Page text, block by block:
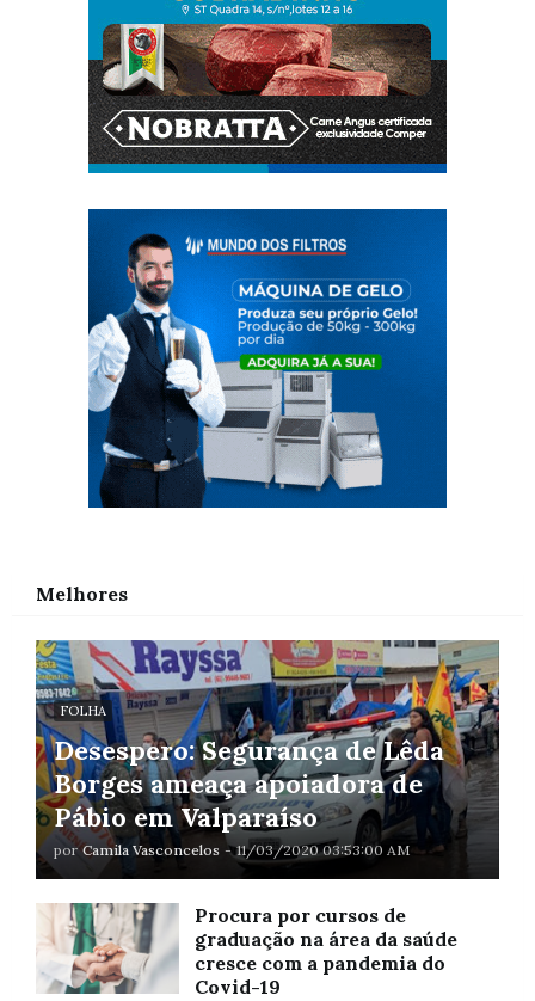
Melhores
FOLHA
Desespero: Segurança de Lêda
Borges ameaça apoiadora de
Pábio em Valparaíso
por Camila Vasconcelos - 11/03/2020 03:53:00 AM
Procura por cursos de
graduação na área da saúde
cresce com a pandemia do
Covid-19